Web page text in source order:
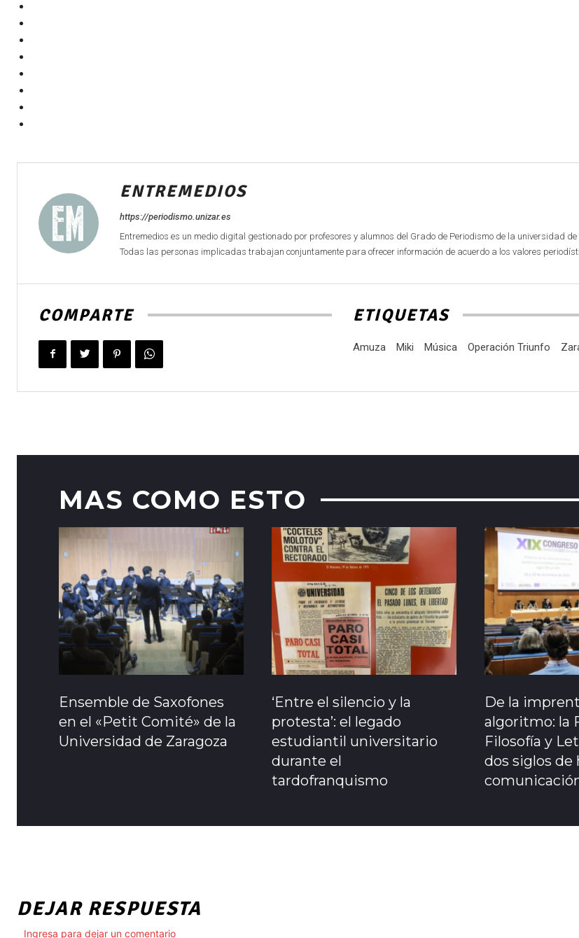
ENTREMEDIOS
https://periodismo.unizar.es
Entremedios es un medio digital gestionado por profesores y alumnos del Grado de Periodismo de la universidad
Todas las personas implicadas trabajan conjuntamente para ofrecer información de acuerdo a los valores
COMPARTE ETIQUETAS
Amuza Miki Música Operación Triunfo
MAS COMO ESTO
Ensemble de Saxofones
en el «Petit Comité» de la
Universidad de Zaragoza
‘Entre el silencio y la
protesta’: el legado
estudiantil universitario
durante el
tardofranquismo
De la
algoritmo: la
Filosofía y
dos siglos de
DEJAR RESPUESTA
Ingresa para dejar un comentario